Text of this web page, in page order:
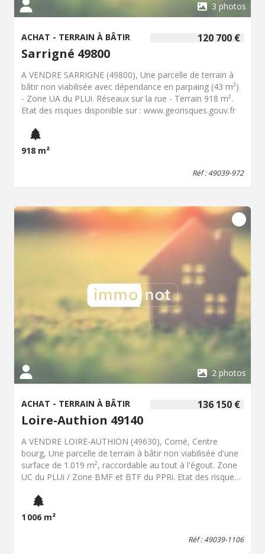
3 photos
120 700 €
ACHAT - TERRAIN À BÂTIR
Sarrigné 49800
A VENDRE SARRIGNE (49800), Une parcelle de terrain à
bâtir non viabilisée avec dépendance en parpaing (43 m²)
- Zone UA du PLUi. Réseaux sur la rue - Terrain 918 m².
Etat des risques disponible sur : www.georisques.gouv.fr
918 m²
Réf : 49039-972
2 photos
136 150 €
ACHAT - TERRAIN À BÂTIR
Loire-Authion 49140
A VENDRE LOIRE-AUTHION (49630), Corné, Centre
bourg, Une parcelle de terrain à bâtir non viabilisée d'une
surface de 1.019 m², raccordable au tout à l'égout. Zone
UC du PLUi / Zone BMF et BTF du PPRi. Etat des risques
1 006 m²
Réf : 49039-1106